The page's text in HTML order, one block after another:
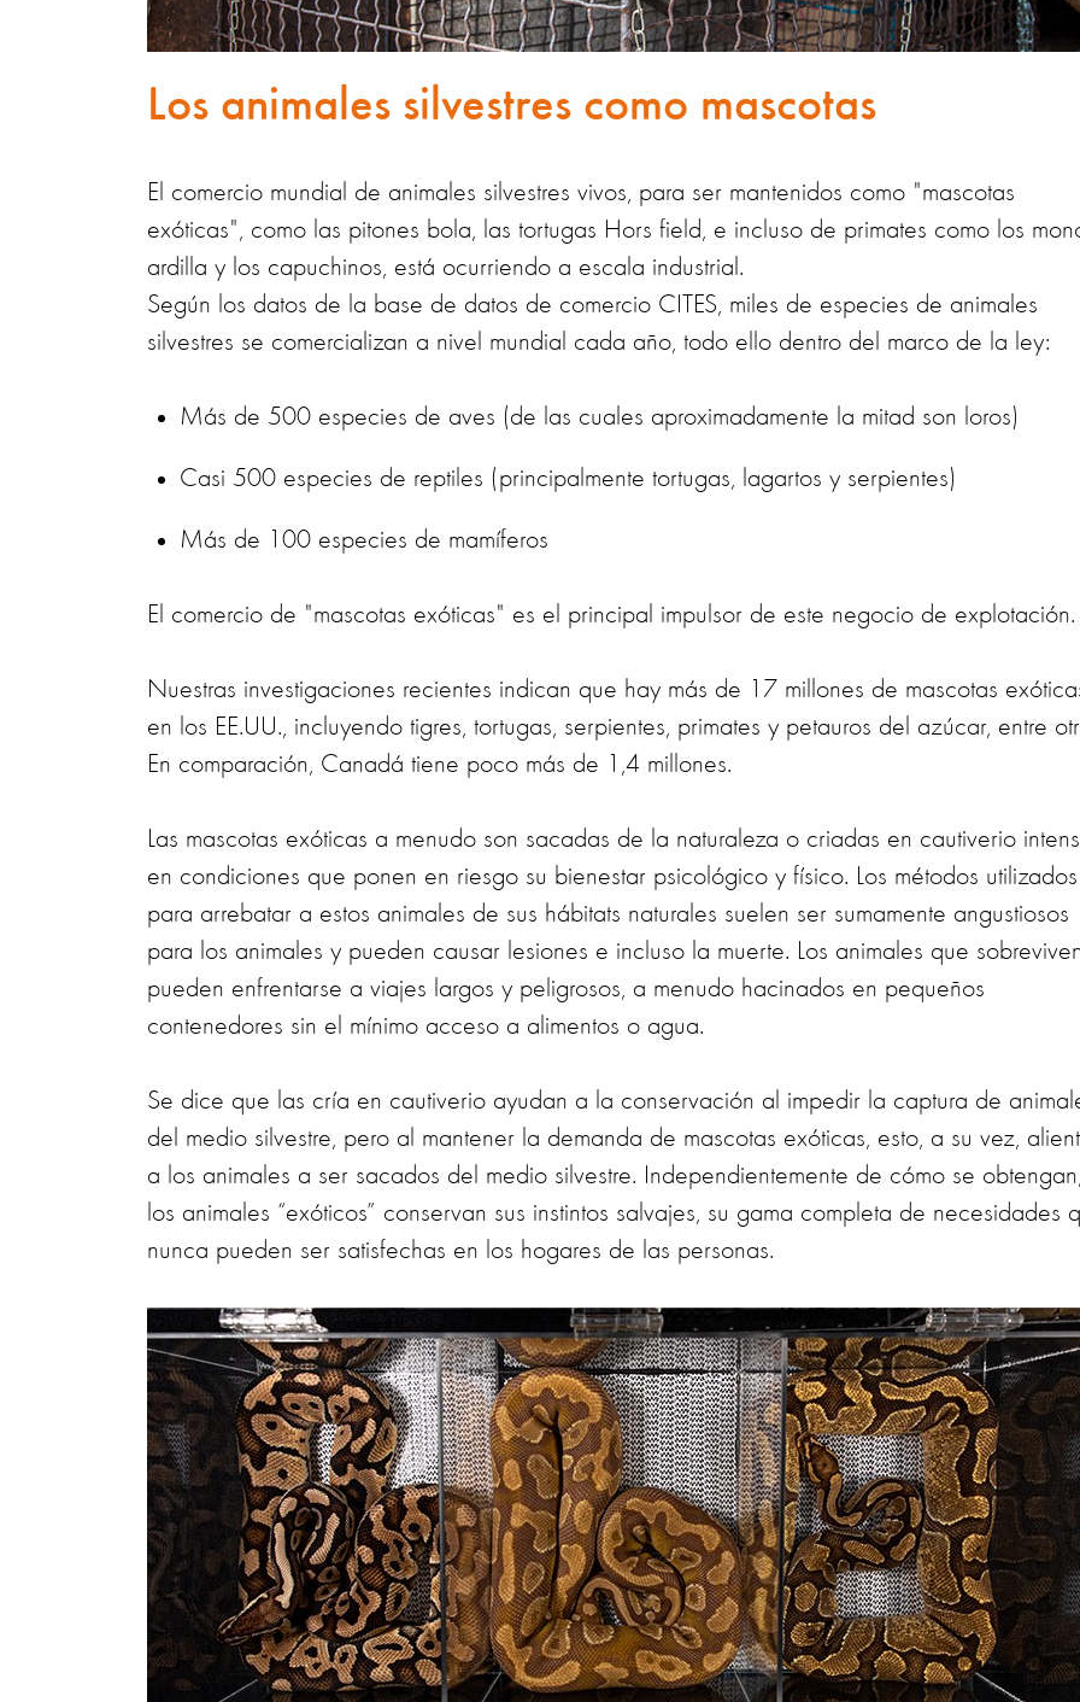
Los animales silvestres como mascotas
El comercio mundial de animales silvestres vivos, para ser mantenidos como "mascotas
exóticas", como las pitones bola, las tortugas Hors field, e incluso de primates como los
ardilla y los capuchinos, está ocurriendo a escala industrial.
Según los datos de la base de datos de comercio CITES, miles de especies de animales
silvestres se comercializan a nivel mundial cada año, todo ello dentro del marco de la ley:
Más de 500 especies de aves (de las cuales aproximadamente la mitad son loros)
Casi 500 especies de reptiles (principalmente tortugas, lagartos y serpientes)
Más de 100 especies de mamíferos
El comercio de "mascotas exóticas" es el principal impulsor de este negocio de explotación.
Nuestras investigaciones recientes indican que hay más de 17 millones de mascotas
en los EE.UU., incluyendo tigres, tortugas, serpientes, primates y petauros del azúcar, entre
En comparación, Canadá tiene poco más de 1,4 millones.
Las mascotas exóticas a menudo son sacadas de la naturaleza o criadas en cautiverio
en condiciones que ponen en riesgo su bienestar psicológico y físico. Los métodos utilizados
para arrebatar a estos animales de sus hábitats naturales suelen ser sumamente angustiosos
para los animales y pueden causar lesiones e incluso la muerte. Los animales que
pueden enfrentarse a viajes largos y peligrosos, a menudo hacinados en pequeños
contenedores sin el mínimo acceso a alimentos o agua.
Se dice que las cría en cautiverio ayudan a la conservación al impedir la captura de
del medio silvestre, pero al mantener la demanda de mascotas exóticas, esto, a su vez,
a los animales a ser sacados del medio silvestre. Independientemente de cómo se
los animales “exóticos” conservan sus instintos salvajes, su gama completa de necesidades
nunca pueden ser satisfechas en los hogares de las personas.